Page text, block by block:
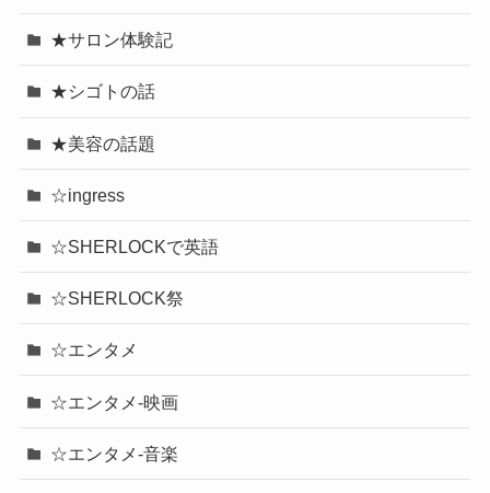
★サロン体験記
★シゴトの話
★美容の話題
☆ingress
☆SHERLOCKで英語
☆SHERLOCK祭
☆エンタメ
☆エンタメ-映画
☆エンタメ-音楽